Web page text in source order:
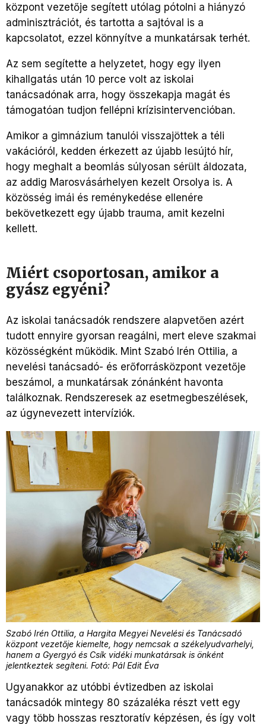
központ vezetője segített utólag pótolni a hiányzó
adminisztrációt, és tartotta a sajtóval is a
kapcsolatot, ezzel könnyítve a munkatársak terhét.
Az sem segítette a helyzetet, hogy egy ilyen
kihallgatás után 10 perce volt az iskolai
tanácsadónak arra, hogy összekapja magát és
támogatóan tudjon fellépni krízisintervencióban.
Amikor a gimnázium tanulói visszajöttek a téli
vakációról, kedden érkezett az újabb lesújtó hír,
hogy meghalt a beomlás súlyosan sérült áldozata,
az addig Marosvásárhelyen kezelt Orsolya is. A
közösség imái és reménykedése ellenére
bekövetkezett egy újabb trauma, amit kezelni
kellett.
Miért csoportosan, amikor a
gyász egyéni?
Az iskolai tanácsadók rendszere alapvetően azért
tudott ennyire gyorsan reagálni, mert eleve szakmai
közösségként működik. Mint Szabó Irén Ottilia, a
nevelési tanácsadó- és erőforrásközpont vezetője
beszámol, a munkatársak zónánként havonta
találkoznak. Rendszeresek az esetmegbeszélések,
az úgynevezett intervíziók.
Szabó Irén Ottilia, a Hargita Megyei Nevelési és Tanácsadó
központ vezetője kiemelte, hogy nemcsak a székelyudvarhelyi,
hanem a Gyergyó és Csík vidéki munkatársak is önként
jelentkeztek segíteni. Fotó: Pál Edit Éva
Ugyanakkor az utóbbi évtizedben az iskolai
tanácsadók mintegy 80 százaléka részt vett egy
vagy több hosszas resztoratív képzésen, és így volt